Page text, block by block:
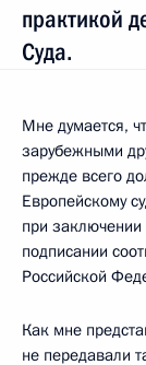
практикой
Суда.
Мне думается,
зарубежными
прежде всего
Европейскому
при заключении
подписании
Российской
Как мне
не передавали